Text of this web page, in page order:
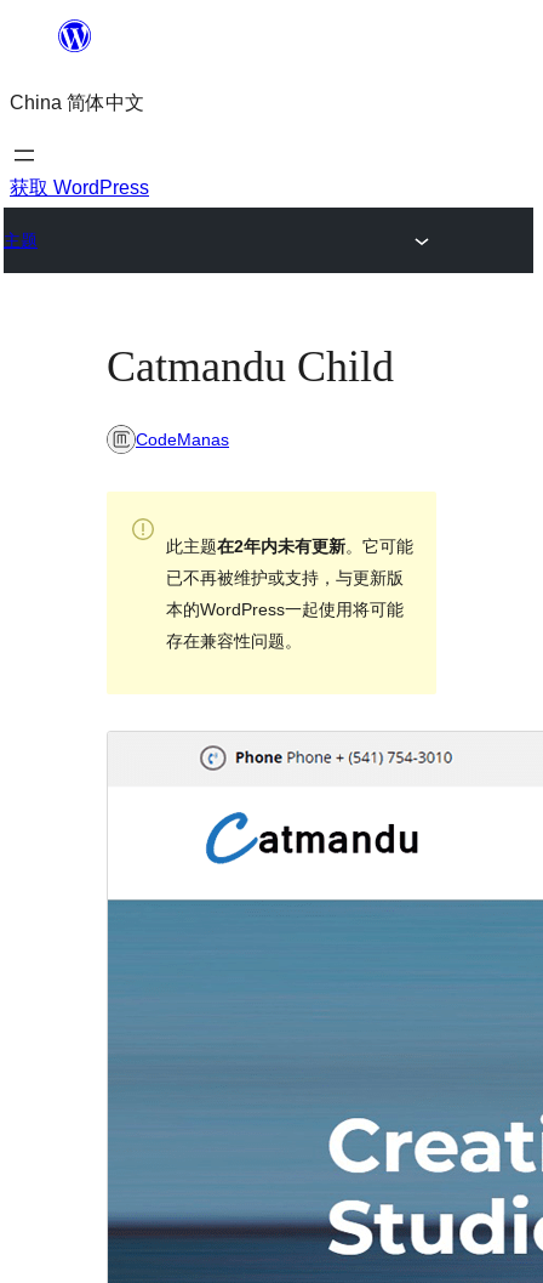
内
容
China 简体中文
获取 WordPress
主题
Catmandu Child
CodeManas
此主题在2年内未有更新。它可能
已不再被维护或支持，与更新版
本的WordPress一起使用将可能
存在兼容性问题。